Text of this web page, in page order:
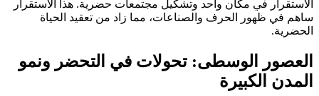
الاستقرار في مكان واحد وتشكيل مجتمعات حضرية. هذا الاستقرار
ساهم في ظهور الحرف والصناعات، مما زاد من تعقيد الحياة
الحضرية.
العصور الوسطى: تحولات في التحضر ونمو
المدن الكبيرة